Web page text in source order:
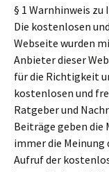
§ 1 Warnhinweis
Die kostenlosen
Webseite wurden
Anbieter dieser
für die Richtigkeit
kostenlosen und
Ratgeber und
Beiträge geben die
immer die Meinung
Aufruf der